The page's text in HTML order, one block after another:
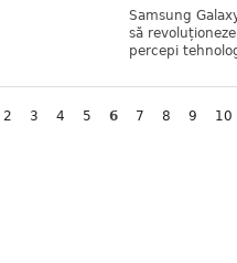
Samsung
să
percepi
2 3 4 5 6 7 8 9 10